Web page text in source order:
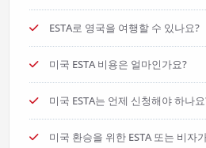
ESTA로 영국을 여행할 수 있나요?
미국 ESTA 비용은 얼마인가요?
미국 ESTA는 언제 신청해야 하나
미국 환승을 위한 ESTA 또는 비자